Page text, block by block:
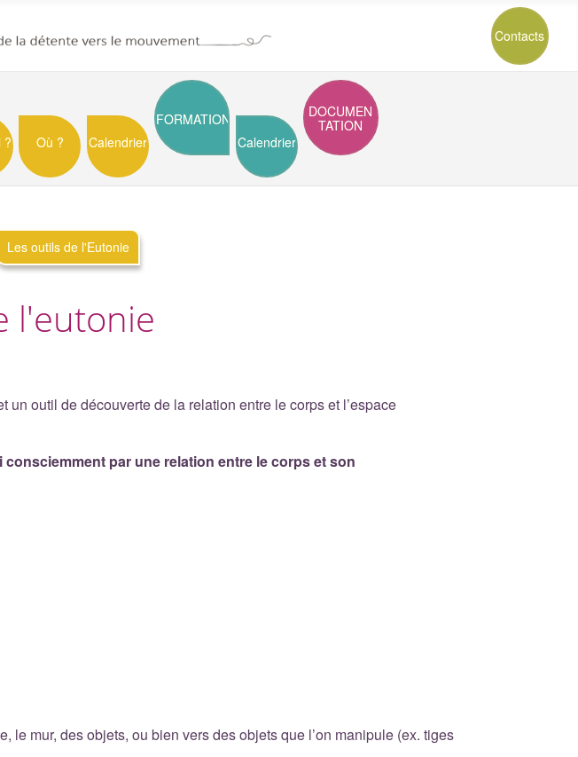
Contacts
? Où ? Calendrier
FORMATION
Calendrier
DOCUMEN
TATION
Les outils de l'Eutonie
l'eutonie
outil de découverte de la relation entre le corps et l’espace
consciemment par une relation entre le corps et son
le mur, des objets, ou bien vers des objets que l’on manipule (ex. tiges